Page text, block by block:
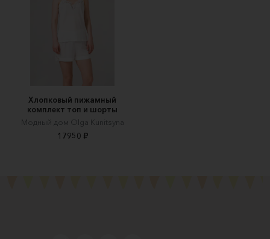
Хлопковый пижамный
комплект топ и шорты
Модный дом Olga Kunitsyna
17950 ₽